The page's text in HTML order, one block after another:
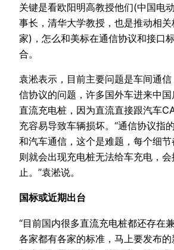
关键是看欧阳明高教授他们(中国电
事长，清华大学教授，也是推动相
家)，怎么和美标在通信协议和接口
合。
袁淞表示，目前主要问题是车间通
信协议的问题，许多国外车进来中
直流充电桩，因为直流直接跟汽车
充容易导致车辆损坏。“通信协议指
和汽车通信，这个是难题，每个细
则就会出现充电桩无法给车充电，会
止。”袁淞说。
国标或近期出台
“目前国内很多直流充电桩都还存在
各家都有各家的标准，马上要发布